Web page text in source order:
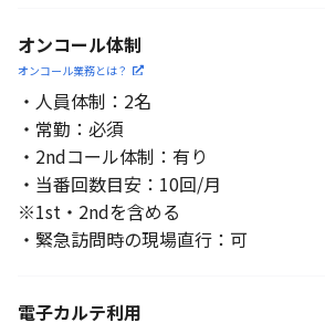
オンコール体制
オンコール業務とは？
・人員体制：2名
・常勤：必須
・2ndコール体制：有り
・当番回数目安：10回/月
※1st・2ndを含める
・緊急訪問時の現場直行：可
電子カルテ利用